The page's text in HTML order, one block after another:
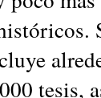
tesis,